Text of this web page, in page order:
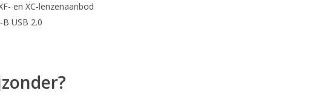
en XC-lenzenaanbod
USB 2.0